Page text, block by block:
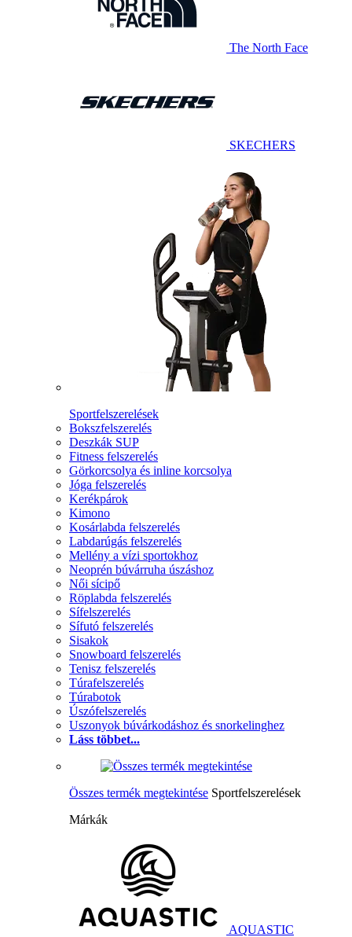
The North Face
SKECHERS
Sportfelszerelések
Bokszfelszerelés
Deszkák SUP
Fitness felszerelés
Görkorcsolya és inline korcsolya
Jóga felszerelés
Kerékpárok
Kimono
Kosárlabda felszerelés
Labdarúgás felszerelés
Mellény a vízi sportokhoz
Neoprén búvárruha úszáshoz
Női sícipő
Röplabda felszerelés
Sífelszerelés
Sífutó felszerelés
Sisakok
Snowboard felszerelés
Tenisz felszerelés
Túrafelszerelés
Túrabotok
Úszófelszerelés
Uszonyok búvárkodáshoz és snorkelinghez
Láss többet...
Összes termék megtekintése Sportfelszerelések
Márkák
AQUASTIC